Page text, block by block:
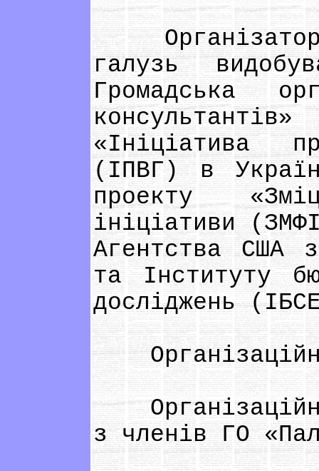
галузь
Громадська
«Ініціатива
(ІПВГ) в
проекту
ініціативи
Агентства США
та Інституту
досліджень
з членів ГО